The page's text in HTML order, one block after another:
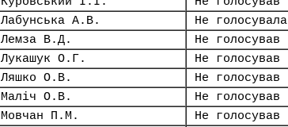
Лабунська А.В.
Не голосувала
Лемза В.Д.
Не голосував
Лукашук О.Г.
Не голосував
Ляшко О.В.
Не голосував
Маліч О.В.
Не голосував
Мовчан П.М.
Не голосував